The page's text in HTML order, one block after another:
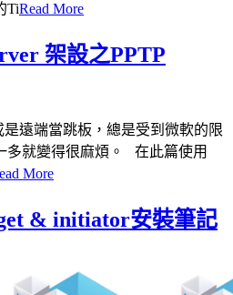
TiRead More
架設之PPTP
是遠端當跳板，總是受到微軟的限
多就變得很麻煩。 在此篇使用
More
& initiator安裝筆記